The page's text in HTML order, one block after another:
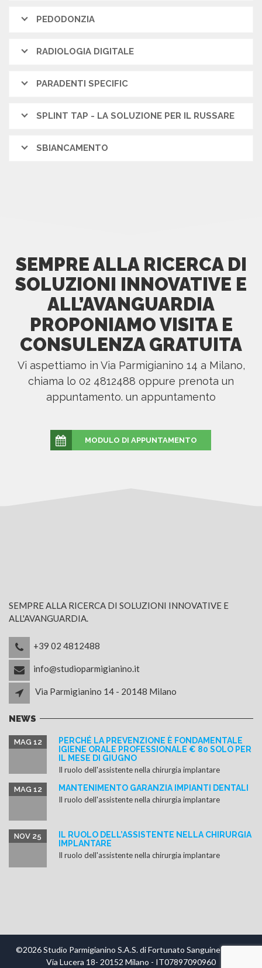
PEDODONZIA
RADIOLOGIA DIGITALE
PARADENTI SPECIFIC
SPLINT TAP - LA SOLUZIONE PER IL RUSSARE
SBIANCAMENTO
SEMPRE ALLA RICERCA DI
SOLUZIONI INNOVATIVE E
ALL’AVANGUARDIA
PROPONIAMO VISITA E
CONSULENZA GRATUITA
Vi aspettiamo in Via Parmigianino 14 a Milano,
chiama lo 02 4812488 oppure prenota un
appuntamento. un appuntamento
MODULO DI APPUNTAMENTO
SEMPRE ALLA RICERCA DI SOLUZIONI INNOVATIVE E
ALL'AVANGUARDIA.
+39 02 4812488
info@studioparmigianino.it
Via Parmigianino 14 - 20148 Milano
NEWS
PERCHÉ LA PREVENZIONE È FONDAMENTALE
IGIENE ORALE PROFESSIONALE € 80 SOLO PER
IL MESE DI GIUGNO
MAG 12
Il ruolo dell'assistente nella chirurgia implantare
MANTENIMENTO GARANZIA IMPIANTI DENTALI
MAG 12
Il ruolo dell'assistente nella chirurgia implantare
IL RUOLO DELL’ASSISTENTE NELLA CHIRURGIA
IMPLANTARE
NOV 25
Il ruolo dell'assistente nella chirurgia implantare
©2026 Studio Parmigianino S.A.S. di Fortunato Sanguinetti & C.
Via Lucera 18- 20152 Milano - IT07897090960